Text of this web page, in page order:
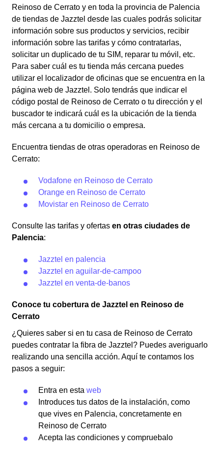
Reinoso de Cerrato y en toda la provincia de Palencia
de tiendas de Jazztel desde las cuales podrás solicitar
información sobre sus productos y servicios, recibir
información sobre las tarifas y cómo contratarlas,
solicitar un duplicado de tu SIM, reparar tu móvil, etc.
Para saber cuál es tu tienda más cercana puedes
utilizar el localizador de oficinas que se encuentra en la
página web de Jazztel. Solo tendrás que indicar el
código postal de Reinoso de Cerrato o tu dirección y el
buscador te indicará cuál es la ubicación de la tienda
más cercana a tu domicilio o empresa.
Encuentra tiendas de otras operadoras en Reinoso de
Cerrato:
Vodafone en Reinoso de Cerrato
Orange en Reinoso de Cerrato
Movistar en Reinoso de Cerrato
Consulte las tarifas y ofertas en otras ciudades de
Palencia:
Jazztel en palencia
Jazztel en aguilar-de-campoo
Jazztel en venta-de-banos
Conoce tu cobertura de Jazztel en Reinoso de
Cerrato
¿Quieres saber si en tu casa de Reinoso de Cerrato
puedes contratar la fibra de Jazztel? Puedes averiguarlo
realizando una sencilla acción. Aquí te contamos los
pasos a seguir:
Entra en esta web
Introduces tus datos de la instalación, como
que vives en Palencia, concretamente en
Reinoso de Cerrato
Acepta las condiciones y compruebalo